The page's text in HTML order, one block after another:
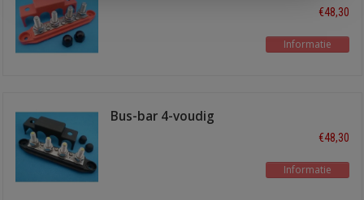
€48,30
Informatie
Bus-bar 4-voudig
€48,30
Informatie